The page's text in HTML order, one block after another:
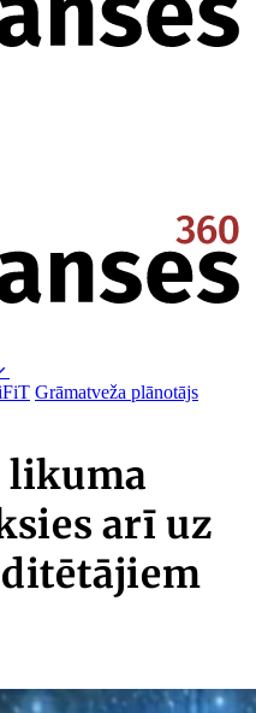
Grāmatveža plānotājs
likuma
arī uz